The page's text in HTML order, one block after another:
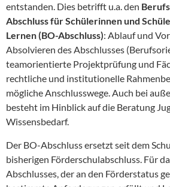
entstanden. Dies betrifft u.a. den
Abschluss für Schülerinnen und
Lernen (BO-Abschluss): Ablauf und
Absolvieren des Abschlusses
teamorientierte Projektprüfung und
rechtliche und institutionelle
mögliche Anschlusswege. Auch bei
besteht im Hinblick auf die Beratung
Wissensbedarf.
Der BO-Abschluss ersetzt seit dem
bisherigen Förderschulabschluss. Für
Abschlusses, der an den Förderstatus